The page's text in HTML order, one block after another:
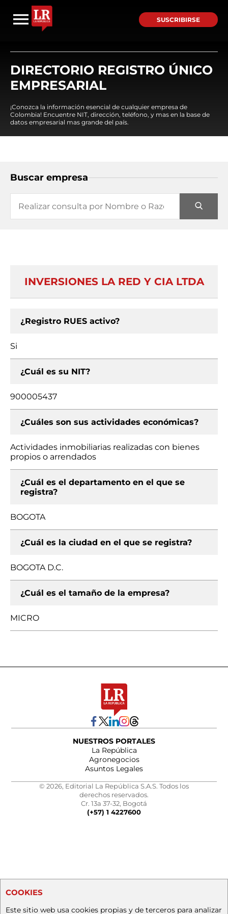
SUSCRIBIRSE
DIRECTORIO REGISTRO ÚNICO
EMPRESARIAL
¡Conozca la información esencial de cualquier empresa de
Colombia! Encuentre NIT, dirección, teléfono, y mas en la base de
datos empresarial mas grande del país.
Buscar empresa
INVERSIONES LA RED Y CIA LTDA
¿Registro RUES activo?
Si
¿Cuál es su NIT?
900005437
¿Cuáles son sus actividades económicas?
Actividades inmobiliarias realizadas con bienes
propios o arrendados
¿Cuál es el departamento en el que se
registra?
BOGOTA
¿Cuál es la ciudad en el que se registra?
BOGOTA D.C.
¿Cuál es el tamaño de la empresa?
MICRO
NUESTROS PORTALES
La República
Agronegocios
Asuntos Legales
© 2026, Editorial La República S.A.S. Todos los
derechos reservados.
Cr. 13a 37-32, Bogotá
(+57) 1 4227600
COOKIES
Este sitio web usa cookies propias y de terceros para analizar